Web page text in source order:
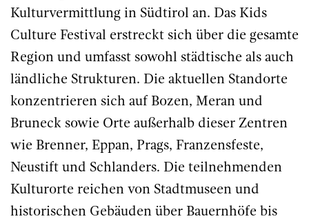
Kulturvermittlung in Südtirol an. Das Kids
Culture Festival erstreckt sich über die gesamte
Region und umfasst sowohl städtische als auch
ländliche Strukturen. Die aktuellen Standorte
konzentrieren sich auf Bozen, Meran und
Bruneck sowie Orte außerhalb dieser Zentren
wie Brenner, Eppan, Prags, Franzensfeste,
Neustift und Schlanders. Die teilnehmenden
Kulturorte reichen von Stadtmuseen und
historischen Gebäuden über Bauernhöfe bis